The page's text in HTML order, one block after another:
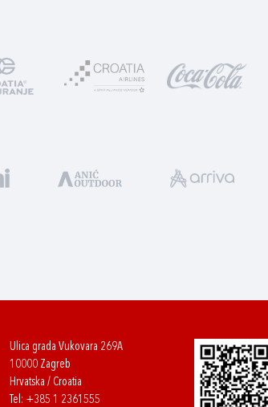
Ulica grada Vukovara 269A
10000 Zagreb
Hrvatska / Croatia
Tel: +385 1 2361555